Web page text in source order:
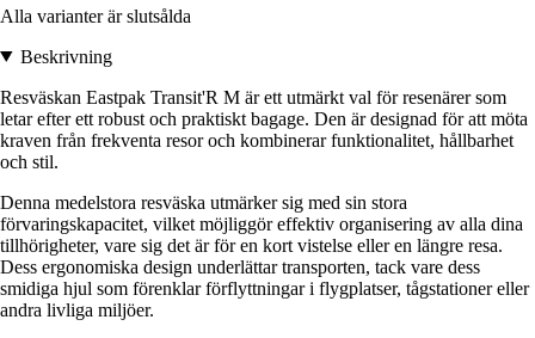
Alla varianter är slutsålda
Beskrivning
Resväskan Eastpak Transit'R M är ett utmärkt val för resenärer som
letar efter ett robust och praktiskt bagage. Den är designad för att möta
kraven från frekventa resor och kombinerar funktionalitet, hållbarhet
och stil.
Denna medelstora resväska utmärker sig med sin stora
förvaringskapacitet, vilket möjliggör effektiv organisering av alla dina
tillhörigheter, vare sig det är för en kort vistelse eller en längre resa.
Dess ergonomiska design underlättar transporten, tack vare dess
smidiga hjul som förenklar förflyttningar i flygplatser, tågstationer eller
andra livliga miljöer.